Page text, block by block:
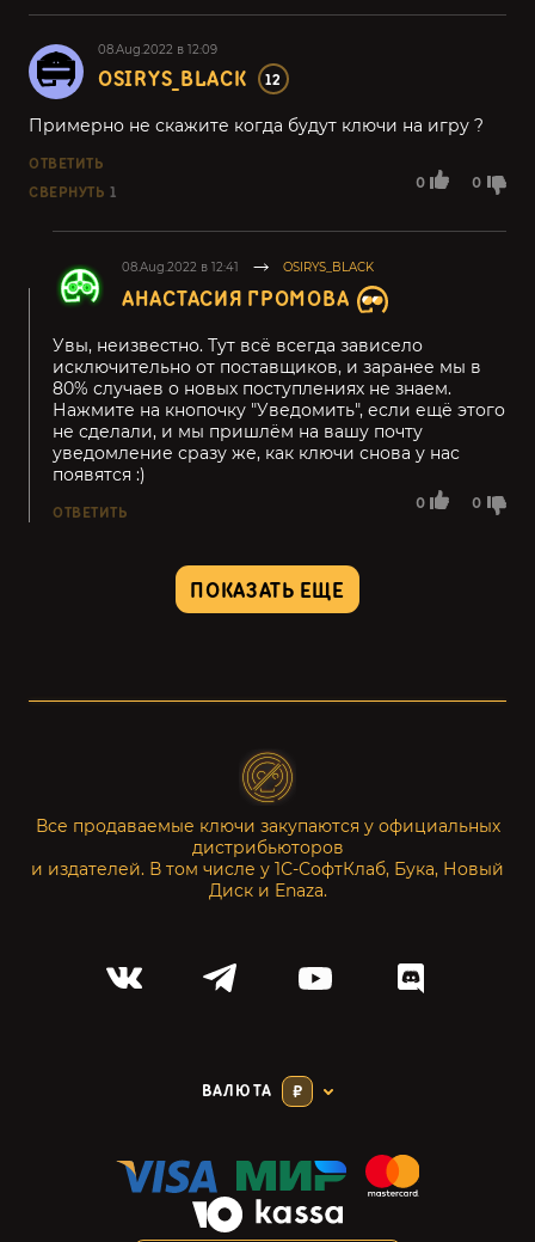
08.Aug.2022 в 12:09
OSIRYS_BLACK 12
0 0
Примерно не скажите когда будут ключи на игру ?
ОТВЕТИТЬ
СВЕРНУТЬ 1
08.Aug.2022 в 12:41 OSIRYS_BLACK
АНАСТАСИЯ ГРОМОВА
0 0
Увы, неизвестно. Тут всё всегда зависело
исключительно от поставщиков, и заранее мы в
80% случаев о новых поступлениях не знаем.
Нажмите на кнопочку "Уведомить", если ещё этого
не сделали, и мы пришлём на вашу почту
уведомление сразу же, как ключи снова у нас
появятся :)
ОТВЕТИТЬ
ПОКАЗАТЬ ЕЩЕ
Все продаваемые ключи закупаются у официальных
дистрибьюторов
и издателей. В том числе у 1С-СофтКлаб, Бука, Новый
Диск и Enaza.
ВАЛЮТА ₽